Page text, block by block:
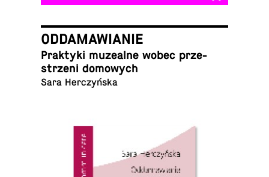
ODDAMAWIANIE
Prak­ty­ki mu­ze­al­ne wobec prze­
strze­ni domowych
Sara Herczyńska